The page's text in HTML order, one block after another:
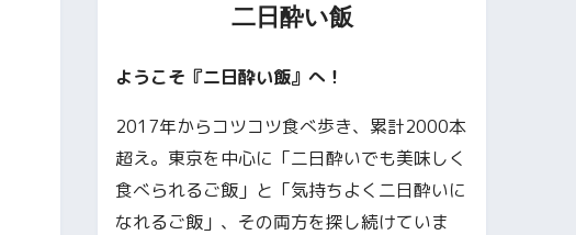
二日酔い飯
ようこそ『二日酔い飯』へ！
2017年からコツコツ食べ歩き、累計2000本
超え。東京を中心に「二日酔いでも美味しく
食べられるご飯」と「気持ちよく二日酔いに
なれるご飯」、その両方を探し続けていま